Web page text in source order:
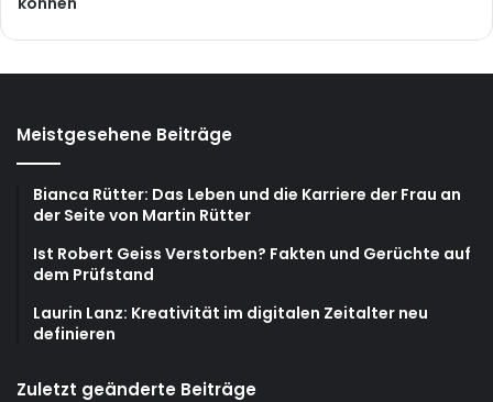
Meistgesehene Beiträge
Bianca Rütter: Das Leben und die Karriere der Frau an
der Seite von Martin Rütter
Ist Robert Geiss Verstorben? Fakten und Gerüchte auf
dem Prüfstand
Laurin Lanz: Kreativität im digitalen Zeitalter neu
definieren
Zuletzt geänderte Beiträge